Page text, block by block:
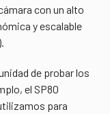
con un alto
y escalable
de probar los
el SP80
para